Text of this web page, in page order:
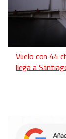
Vuelo con 44
llega a